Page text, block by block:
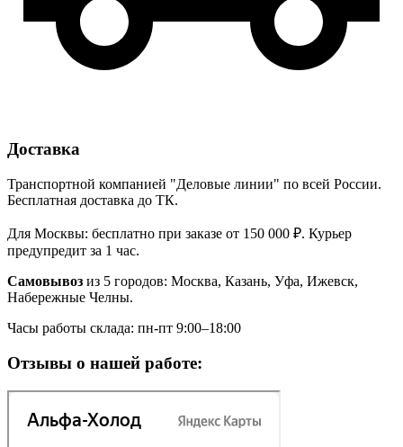
Доставка
Транспортной компанией "Деловые линии" по всей России.
Бесплатная доставка до ТК.
Для Москвы: бесплатно при заказе от 150 000 ₽. Курьер
предупредит за 1 час.
Самовывоз из 5 городов: Москва, Казань, Уфа, Ижевск,
Набережные Челны.
Часы работы склада: пн-пт 9:00–18:00
Отзывы о нашей работе: